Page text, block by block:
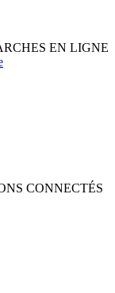
EN LIGNE
CONNECTÉS